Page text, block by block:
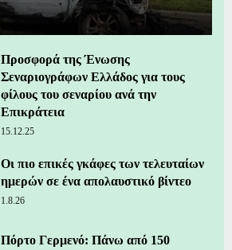
Προσφορά της Ένωσης
Σεναριογράφων Ελλάδος για τους
φίλους του σεναρίου ανά την
Επικράτεια
15.12.25
Οι πιο επικές γκάφες των τελευταίων
ημερών σε ένα απολαυστικό βίντεο
1.8.26
Πόρτο Γερμενό: Πάνω από 150